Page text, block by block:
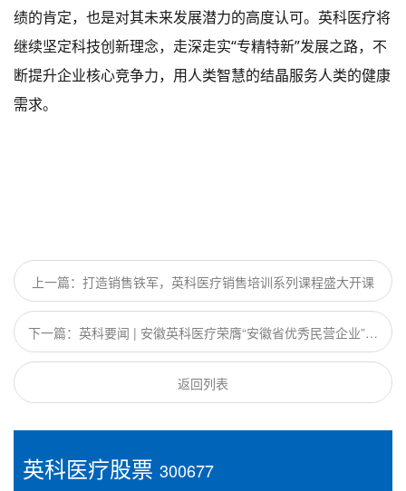
绩的肯定，也是对其未来发展潜力的高度认可。 英科医疗将
继续坚定科技创新理念，走深走实“专精特新”发展之路，不
断提升企业核心竞争力，用人类智慧的结晶服务人类的健康
需求。
上一篇：打造销售铁军，英科医疗销售培训系列课程盛大开课
下一篇：英科要闻 | 安徽英科医疗荣膺“安徽省优秀民营企业”等
五项荣誉
返回列表
英科医疗股票 300677